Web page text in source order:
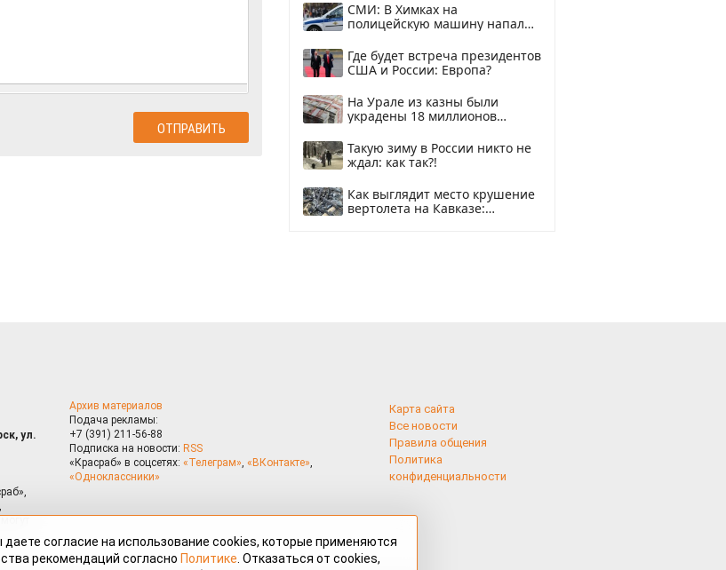
СМИ: В Химках на
полицейскую машину напали
Где будет встреча президентов
США и России: Европа?
На Урале из казны были
украдены 18 миллионов
Такую зиму в России никто не
ждал: как так?!
Как выглядит место крушение
вертолета на Кавказе:
ул.
Архив материалов
Подача рекламы:
+7 (391) 211-56-88
Подписка на новости: RSS
«Красраб» в соцсетях: «Телеграм», «ВКонтакте»,
«Одноклассники»
Карта сайта
Все новости
Правила общения
Политика
конфиденциальности
согласие на использование cookies, которые применяются
рекомендаций согласно Политике . Отказаться от cookies,